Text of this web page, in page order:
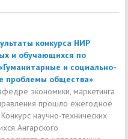
конкурса НИР
и обучающихся по
и социально-
проблемы общества»
экономики, маркетинга
прошло ежегодное
научно-технических
Ангарского